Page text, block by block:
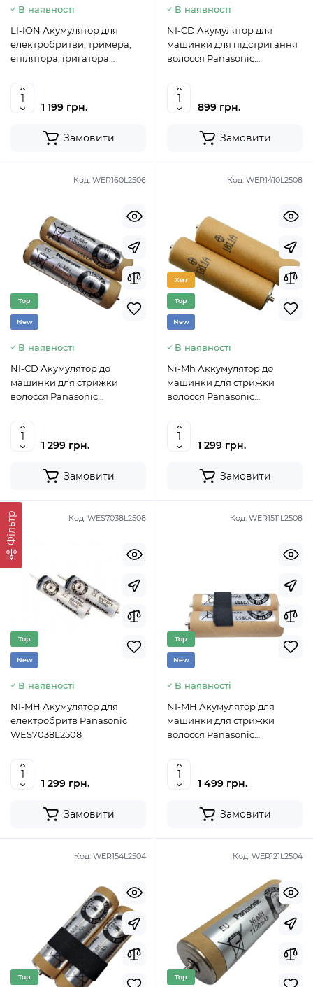
Фільтр
В наявності
LI-ION Акумулятор для
електробритви, тримера,
епілятора, іригатора
1 199 грн.
Замовити
В наявності
NI-CD Акумулятор для
машинки для підстригання
волосся Panasonic
899 грн.
Замовити
Код: WER160L2506
Top
New
В наявності
NI-CD Акумулятор до
машинки для стрижки
волосся Panasonic
1 299 грн.
Замовити
Код: WER1410L2508
Хит
Top
New
В наявності
Ni-Mh Аккумулятор до
машинки для стрижки
волосся Panasonic
1 299 грн.
Замовити
Код: WES7038L2508
Top
New
В наявності
NI-MH Акумулятор для
електробритв Panasonic
WES7038L2508
1 299 грн.
Замовити
Код: WER1511L2508
Top
New
В наявності
NI-MH Акумулятор для
машинки для стрижки
волосся Panasonic
1 499 грн.
Замовити
Код: WER154L2504
Top
Код: WER121L2504
Top